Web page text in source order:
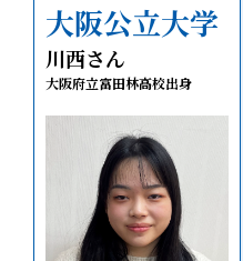
大阪公立大学
川西さん
大阪府立富田林高校出身